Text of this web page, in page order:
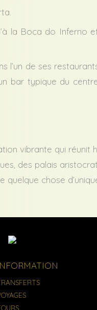
la Boca do Inferno
l’un de ses
bar typique du
vibrante qui réunit
des palais
chose